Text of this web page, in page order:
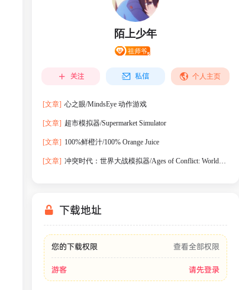
陌上少年
关注 私信 个人主页
[文章] 心之眼/MindsEye 动作‎游戏
[文章] 超市模拟器/Supermarket Simulator
[文章] 100%鲜橙汁/100% Orange Juice
[文章] 冲突时代：世界大战模拟器/Ages of Conflict: World
下载地址
您的下载权限 查看全部权限
游客 请先登录